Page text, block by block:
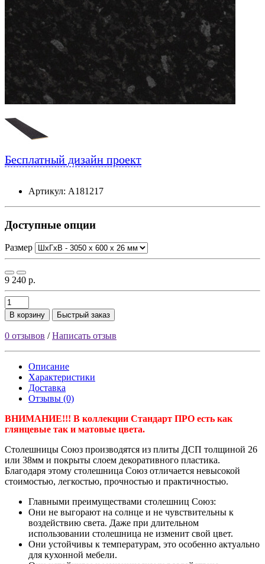
Бесплатный дизайн проект
Артикул: А181217
Доступные опции
Размер
9 240 р.
В корзину Быстрый заказ
0 отзывов /Написать отзыв
Описание
Характеристики
Доставка
Отзывы (0)
ВНИМАНИЕ!!! В коллекции Стандарт ПРО есть как
глянцевые так и матовые цвета.
Столешницы Союз производятся из плиты ДСП толщиной 26
или 38мм и покрыты слоем декоративного пластика.
Благодаря этому столешница Союз отличается невысокой
стоимостью, легкостью, прочностью и практичностью.
Главными преимуществами столешниц Союз:
Они не выгорают на солнце и не чувствительны к
воздействию света. Даже при длительном
использовании столешница не изменит свой цвет.
Они устойчивы к температурам, это особенно актуально
для кухонной мебели.